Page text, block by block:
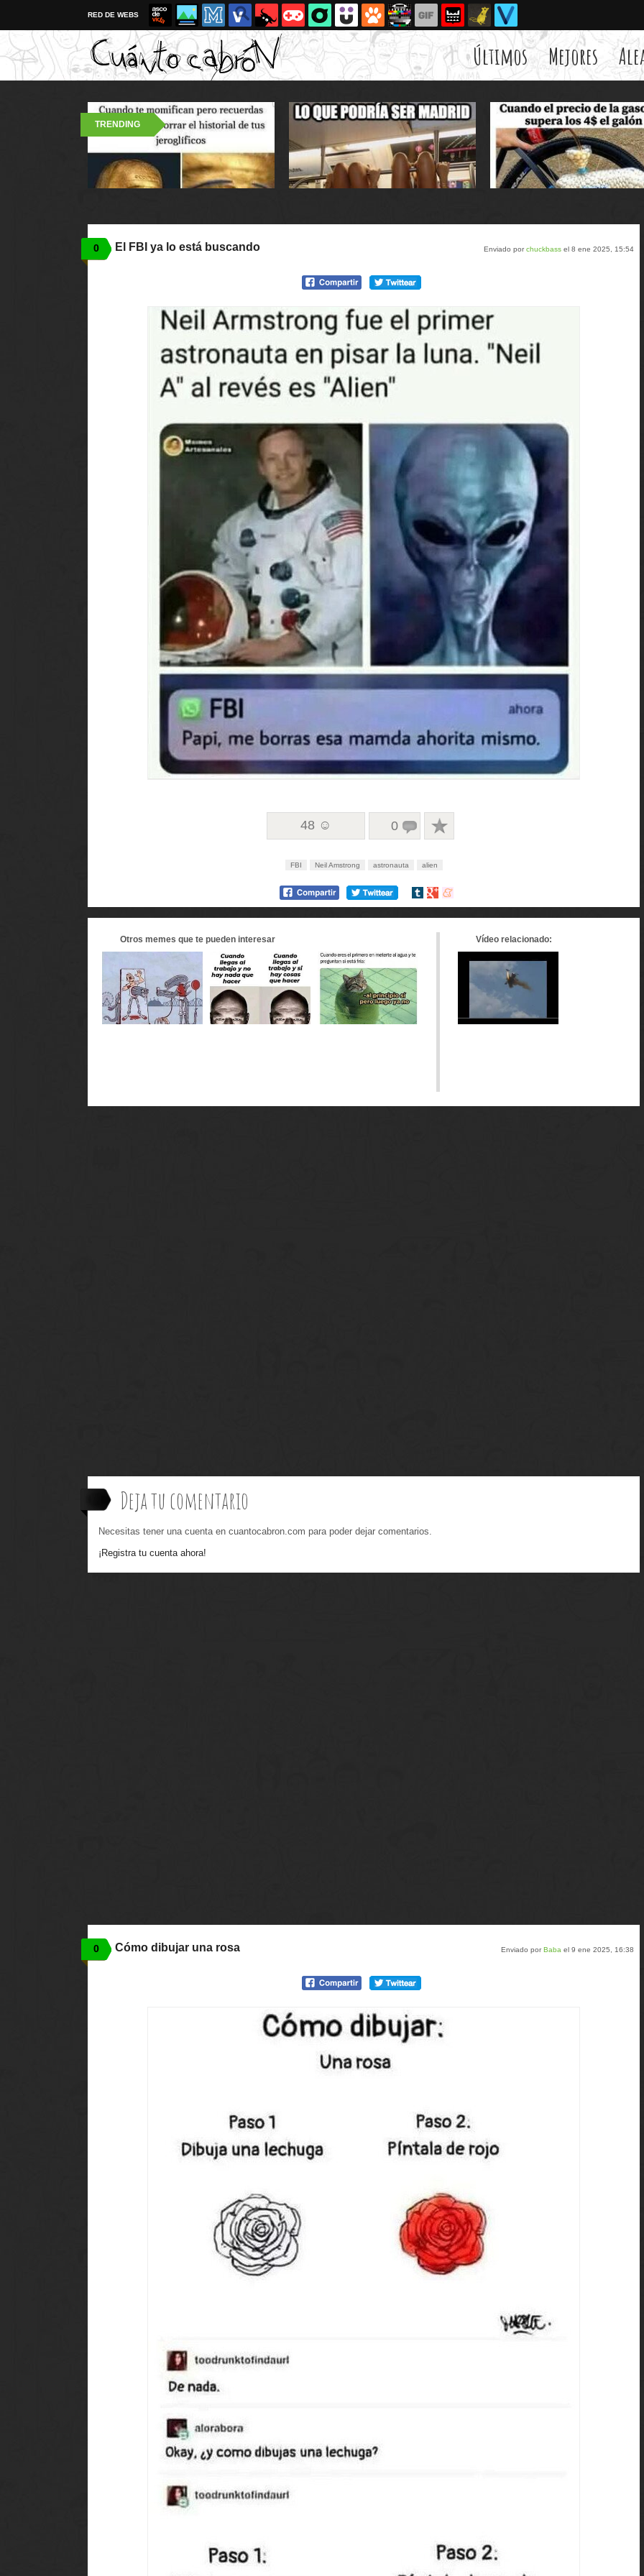
RED DE WEBS
Últimos Mejores
TRENDING
0 Enviado porchuckbass el 8 ene 2025, 15:54
El FBI ya lo está buscando
48 ☺ 0
FBI Neil Amstrong astronauta alien
Compartir
Compartir
Compartir
Otros memes que te pueden interesar Vídeo relacionado:
Deja tu comentario
Necesitas tener una cuenta en cuantocabron.com para poder dejar comentarios.
¡Registra tu cuenta ahora!
0 Enviado porBaba el 9 ene 2025, 16:38
Cómo dibujar una rosa